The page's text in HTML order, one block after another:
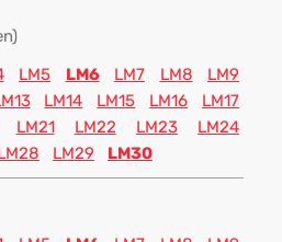
LM5 LM6 LM7 LM8
LM9
LM14 LM15 LM16
LM17
LM21 LM22 LM23
LM24
LM29 LM30